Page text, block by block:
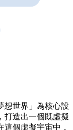
想世界」為核心設
打造出一個既虛擬
個虛擬宇宙中，